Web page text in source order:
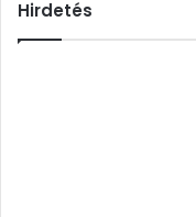
Hirdetés